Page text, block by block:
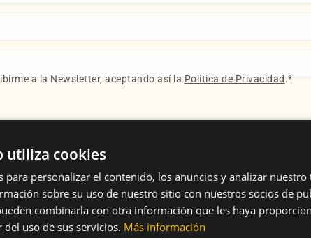
a la Newsletter, aceptando así la Política de Privacidad .*
utiliza cookies
para personalizar el contenido, los anuncios y analizar nuestro
sobre su uso de nuestro sitio con nuestros socios de
combinarla con otra información que les haya
uso de sus servicios. Más información